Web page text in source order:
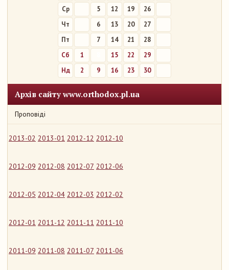
Ср
5 12 19
26
Чт
6 13 20
27
Пт
7 14 21
28
Сб
1 15 22
29
Нд
2 9 16 23 30
Архів сайту www.orthodox.pl.ua
Проповіді
2013-02 2013-01 2012-12 2012-10
2012-09 2012-08 2012-07 2012-06
2012-05 2012-04 2012-03 2012-02
2012-01 2011-12 2011-11 2011-10
2011-09 2011-08 2011-07 2011-06